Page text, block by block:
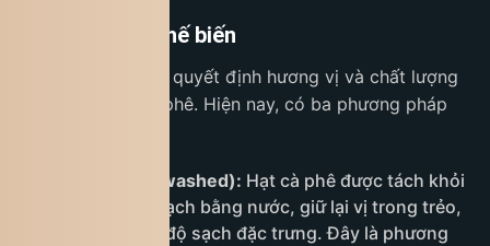
Phương pháp chế biến
Quy trình chế biến quyết định hương vị và chất lượng
cuối cùng của cà phê. Hiện nay, có ba phương pháp
Chế biến ướt (washed): Hạt cà phê được tách khỏi
vỏ quả và rửa sạch bằng nước, giữ lại vị trong trẻo,
thanh thoát và độ sạch đặc trưng. Đây là phương